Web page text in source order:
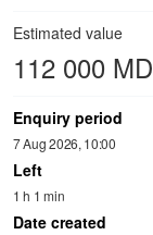
Estimated value
112 000
Enquiry period
7 Aug 2026, 10:00
Left
1 h 1 min
Date created